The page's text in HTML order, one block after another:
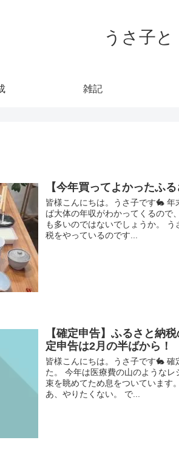
うさ子
雑記
【今年買ってよかったふる
皆様こんにちは。うさ子です🐇
ば大体の年収がわかってくるので
も多いのではないでしょうか。
税をやっているのです...
【確定申告】ふるさと納
定申告は2月の半ばから！
皆様こんにちは。うさ子です🐇
た。 今年は医療費の山のような
束を眺めてため息をついています
あ、やりたくない。 で...